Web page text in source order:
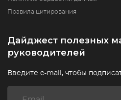
Правила цитирования
Дайджест полезных
руководителей
Введите e-mail, чтобы